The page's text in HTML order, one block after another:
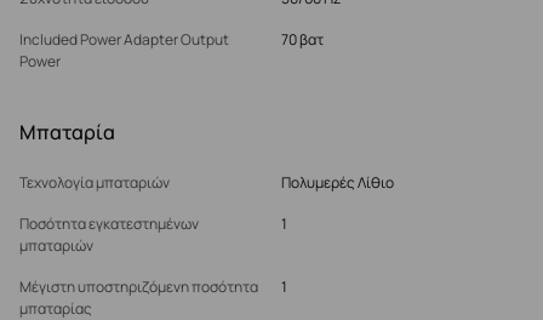
Included Power Adapter Output
Power
70 βατ
Μπαταρία
Τεχνολογία μπαταριών
Πολυμερές Λίθιο
Ποσότητα εγκατεστημένων
μπαταριών
1
Μέγιστη υποστηριζόμενη ποσότητα
μπαταρίας
1